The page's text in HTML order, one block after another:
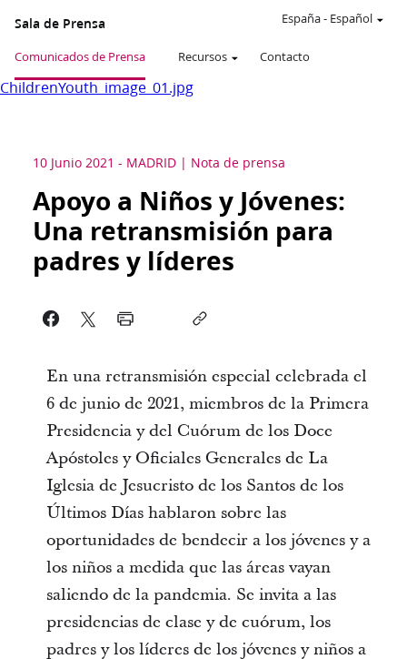
Sala de Prensa
Comunicados de Prensa Recursos Contacto
España- Español
ChildrenYouth_image_01.jpg
10 Junio 2021 - MADRID Nota de prensa
Apoyo a Niños y Jóvenes:
Una retransmisión para
padres y líderes
En una retransmisión especial celebrada el
6 de junio de 2021, miembros de la Primera
Presidencia y del Cuórum de los Doce
Apóstoles y Oficiales Generales de La
Iglesia de Jesucristo de los Santos de los
Últimos Días hablaron sobre las
oportunidades de bendecir a los jóvenes y a
los niños a medida que las áreas vayan
saliendo de la pandemia. Se invita a las
presidencias de clase y de cuórum, los
padres y los líderes de los jóvenes y niños a